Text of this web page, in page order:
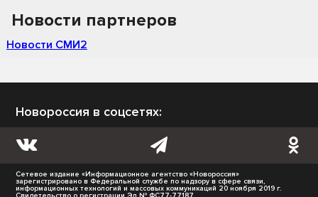
Новости партнеров
Новости СМИ2
Новороссия в соцсетях:
Сетевое издание «Информационное агентство «Новороссия»
зарегистрировано в Федеральной службе по надзору в сфере связи,
информационных технологий и массовых коммуникаций 20 ноября 2019 г.